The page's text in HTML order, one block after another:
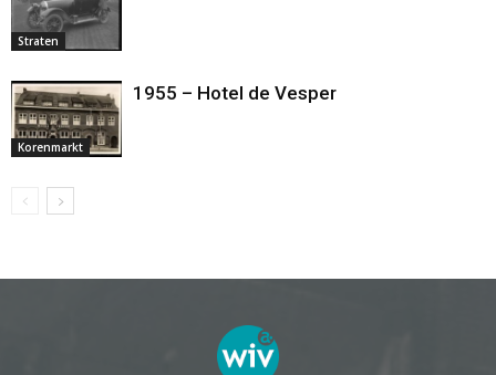
Straten
Korenmarkt
1955 – Hotel de Vesper